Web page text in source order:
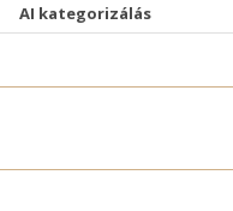
AI kategorizálás